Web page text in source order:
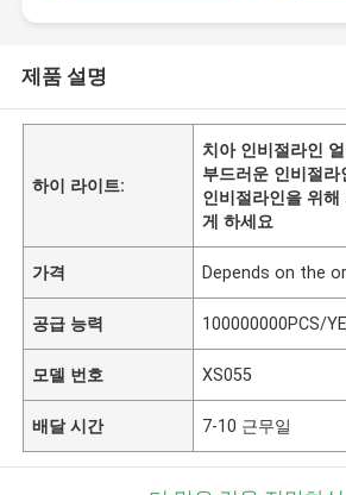
제품 설명
하이 라이트:
치아 인비절라인
부드러운 인비절
인비절라인을 위
게 하세요
가격 Depends on the
공급 능력 100000000PCS/
모델 번호 XS055
배달 시간 7-10 근무일